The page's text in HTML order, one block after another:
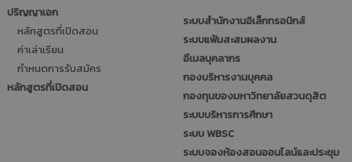
ปริญญาเอก
หลักสูตรที่เปิดสอน
ค่าเล่าเรียน
กำหนดการรับสมัคร
หลักสูตรที่เปิดสอน
ระบบสำนักงานอิเล็กทรอนิกส์
ระบบแฟ้มสะสมผลงาน
อีเมลบุคลากร
กองบริหารงานบุคคล
กองทุนของมหาวิทยาลัยสวนดุสิต
ระบบบริหารการศึกษา
ระบบ WBSC
ระบบจองห้องสอนออนไลน์และประชุม